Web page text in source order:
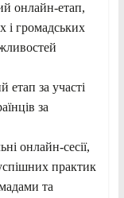
онлайн-етап,
і громадських
за участі
за
онлайн-сесії,
практик
та